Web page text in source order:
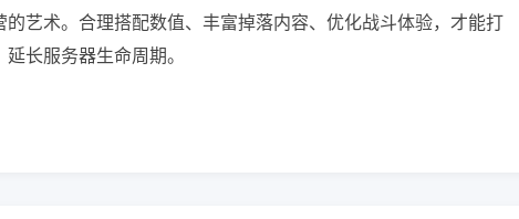
艺术。合理搭配数值、丰富掉落内容、优化战斗体验，才能打
长服务器生命周期。